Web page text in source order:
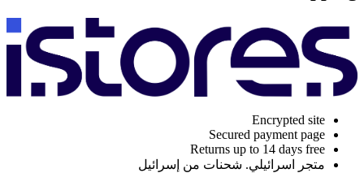
Encrypted site
Secured payment page
Returns up to 14 days free
متجر اسرائيلي. شحنات من إسرائيل